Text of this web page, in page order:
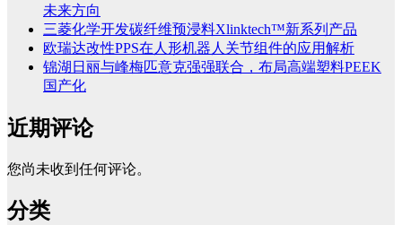
未来方向
三菱化学开发碳纤维预浸料Xlinktech™新系列产品
欧瑞达改性PPS在人形机器人关节组件的应用解析
锦湖日丽与峰梅匹意克强强联合，布局高端塑料PEEK
国产化
近期评论
您尚未收到任何评论。
分类